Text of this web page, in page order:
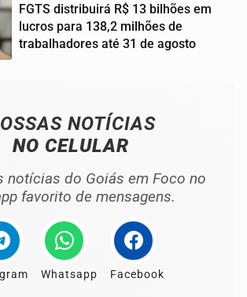
FGTS distribuirá R$ 13 bilhões em
lucros para 138,2 milhões de
trabalhadores até 31 de agosto
NOTÍCIAS
NO CELULAR
notícias do Goiás em Foco no
favorito de mensagens.
Whatsapp Facebook